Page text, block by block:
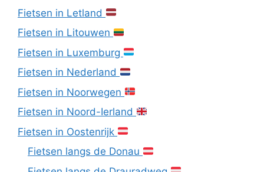
Fietsen in Letland
Fietsen in Litouwen
Fietsen in Luxemburg
Fietsen in Nederland
Fietsen in Noorwegen
Fietsen in Noord-Ierland
Fietsen in Oostenrijk
Fietsen langs de Donau